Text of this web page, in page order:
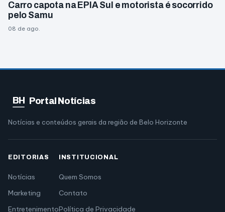
Carro capota na EPIA Sul e motorista é socorrido
pelo Samu
08 de ago.
BH Portal Notícias
Notícias e conteúdos gerais da região de Belo Horizonte
EDITORIAS
Notícias
Marketing
Entretenimento
INSTITUCIONAL
Quem Somos
Contato
Política de Privacidade